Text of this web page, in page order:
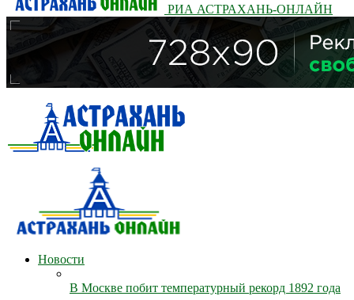
РИА АСТРАХАНЬ-ОНЛАЙН
Новости
В Москве побит температурный рекорд 1892 года